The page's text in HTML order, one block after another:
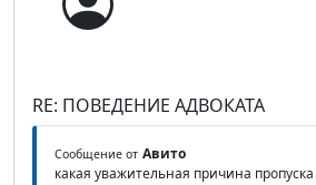
RE: ПОВЕДЕНИЕ АДВОКАТА
Сообщение от Авито
какая уважительная причина